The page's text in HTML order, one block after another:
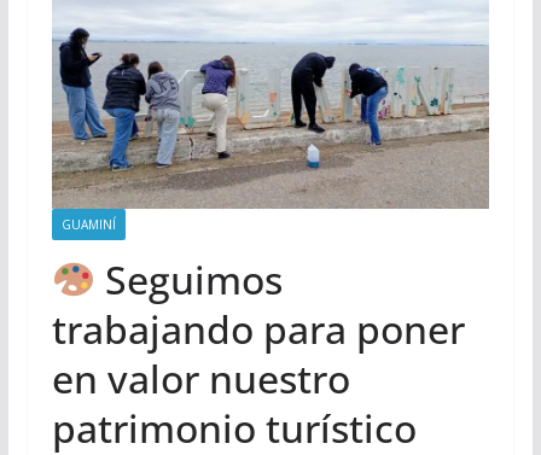
GUAMINÍ
Seguimos
trabajando para poner
en valor nuestro
patrimonio turístico